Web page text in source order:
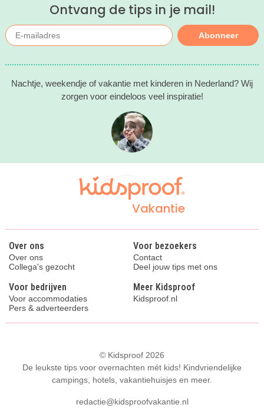
Ontvang de tips in je mail!
Abonneer
Nachtje, weekendje of vakantie met kinderen in Nederland? Wij
zorgen voor eindeloos veel inspiratie!
Vakantie
Over ons
Over ons
Collega's gezocht
Voor bezoekers
Contact
Deel jouw tips met ons
Voor bedrijven
Voor accommodaties
Pers & adverteerders
Meer Kidsproof
Kidsproof.nl
© Kidsproof 2026
De leukste tips voor overnachten mét kids! Kindvriendelijke
campings, hotels, vakantiehuisjes en meer.
redactie@kidsproofvakantie.nl